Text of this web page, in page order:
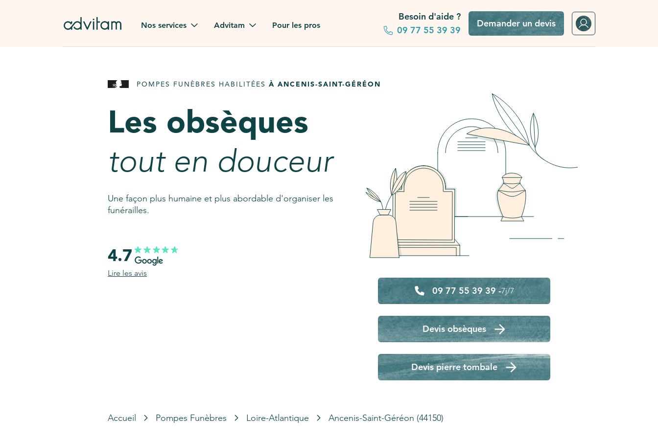
Nos services
Rapatriement à
Pierre tombale
AssistGPT
Nos services en plus
Advitam
Advitam dans la presse
Consultez notre FAQ
Pour les pros
Besoin d'aide ?
09 77 55 39 39
Demander un devis
POMPES FUNÈBRES HABILITÉES À ANCENIS-SAINT-GÉRÉON
Les obsèques
tout en douceur
Une façon plus humaine et plus abordable d'organiser les
funérailles.
09 77 55 39 39 -7j/7
Devis obsèques
Devis pierre tombale
4.7
Lire les avis
Accueil Pompes Funèbres Loire-Atlantique Ancenis-Saint-Géréon (44150)